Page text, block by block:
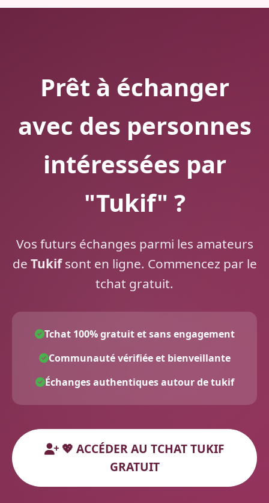
Prêt à échanger
avec des personnes
intéressées par
"Tukif" ?
Vos futurs échanges parmi les amateurs
de Tukifsont en ligne. Commencez par le
tchat gratuit.
Tchat 100% gratuit et sans engagement
Communauté vérifiée et bienveillante
Échanges authentiques autour de tukif
💖 ACCÉDER AU TCHAT TUKIF
GRATUIT